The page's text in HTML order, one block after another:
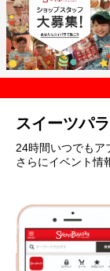
スイーツパ
24時間いつでもア
さらにイベント情